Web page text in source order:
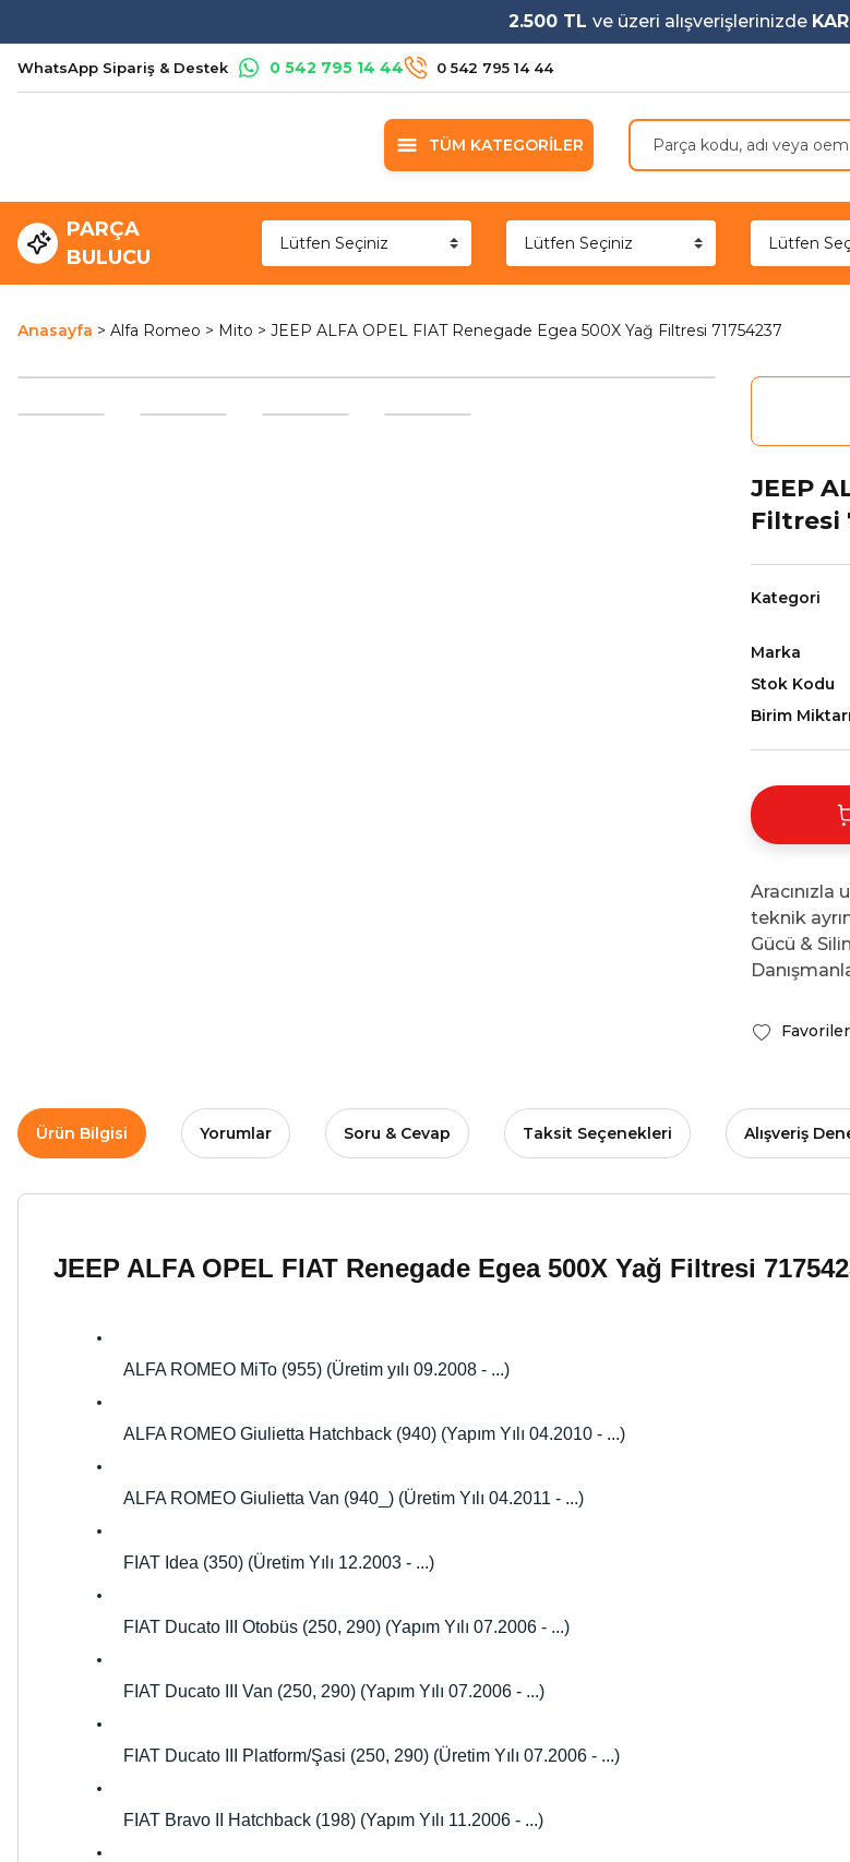
2.500 TL ve üzeri alışverişlerinizde
WhatsApp Sipariş & Destek 0 542 795 14 44 0 542 795 14 44
TÜM KATEGORİLER
PARÇA
BULUCU
Anasayfa Alfa Romeo Mito JEEP ALFA OPEL FIAT Renegade Egea 500X Yağ Filtresi 71754237
JEEP
Filtresi
Kategori
Marka
Stok Kodu
Birim Miktarı
teknik
Gücü &
Ürün Bilgisi Yorumlar Soru & Cevap Taksit Seçenekleri Alışveriş
JEEP ALFA OPEL FIAT Renegade Egea 500X Yağ Filtresi
ALFA ROMEO MiTo (955) (Üretim yılı 09.2008 - ...)
ALFA ROMEO Giulietta Hatchback (940) (Yapım Yılı 04.2010 - ...)
ALFA ROMEO Giulietta Van (940_) (Üretim Yılı 04.2011 - ...)
FIAT Idea (350) (Üretim Yılı 12.2003 - ...)
FIAT Ducato III Otobüs (250, 290) (Yapım Yılı 07.2006 - ...)
FIAT Ducato III Van (250, 290) (Yapım Yılı 07.2006 - ...)
FIAT Ducato III Platform/Şasi (250, 290) (Üretim Yılı 07.2006 - ...)
FIAT Bravo II Hatchback (198) (Yapım Yılı 11.2006 - ...)